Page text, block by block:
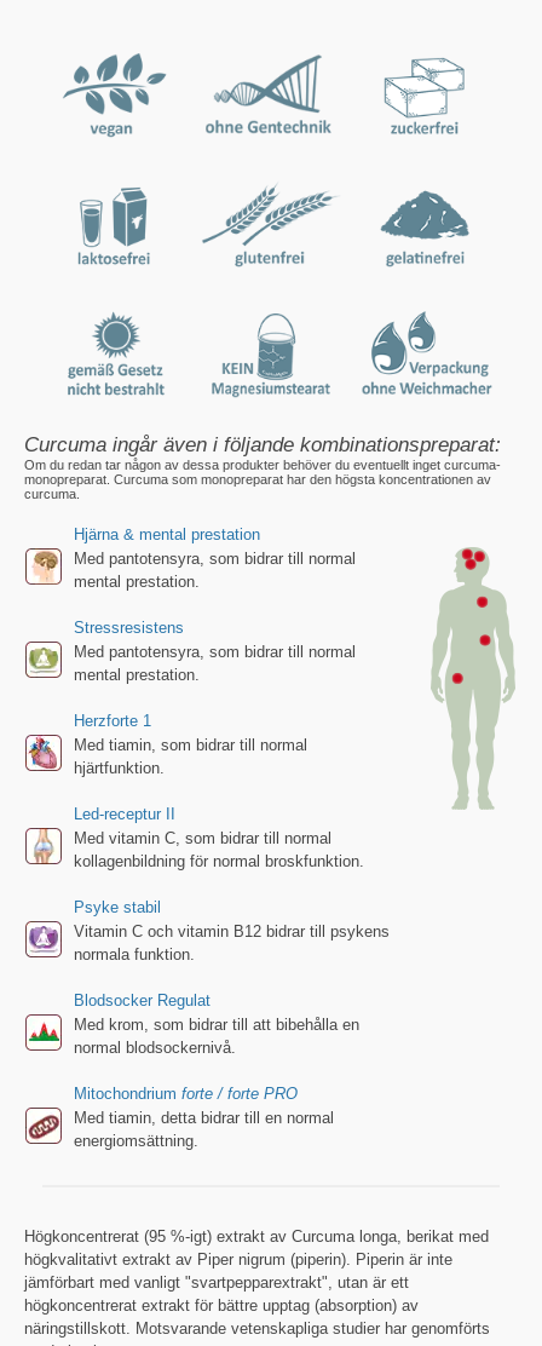
Curcuma ingår även i följande kombinationspreparat:
Om du redan tar någon av dessa produkter behöver du eventuellt inget curcuma-
monopreparat. Curcuma som monopreparat har den högsta koncentrationen av
curcuma.
Hjärna & mental prestation
Med pantotensyra, som bidrar till normal
mental prestation.
Stressresistens
Med pantotensyra, som bidrar till normal
mental prestation.
Herzforte 1
Med tiamin, som bidrar till normal
hjärtfunktion.
Led-receptur II
Med vitamin C, som bidrar till normal
kollagenbildning för normal broskfunktion.
Psyke stabil
Vitamin C och vitamin B12 bidrar till psykens
normala funktion.
Blodsocker Regulat
Med krom, som bidrar till att bibehålla en
normal blodsockernivå.
Mitochondrium forte / forte PRO
Med tiamin, detta bidrar till en normal
energiomsättning.
Högkoncentrerat (95 %-igt) extrakt av Curcuma longa, berikat med
högkvalitativt extrakt av Piper nigrum (piperin). Piperin är inte
jämförbart med vanligt "svartpepparextrakt", utan är ett
högkoncentrerat extrakt för bättre upptag (absorption) av
näringstillskott. Motsvarande vetenskapliga studier har genomförts